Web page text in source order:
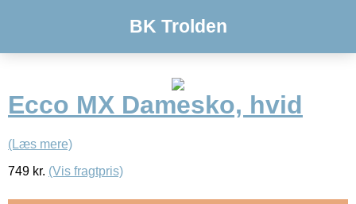
BK Trolden
Ecco MX Damesko, hvid
(Læs mere)
749 kr. (Vis fragtpris)